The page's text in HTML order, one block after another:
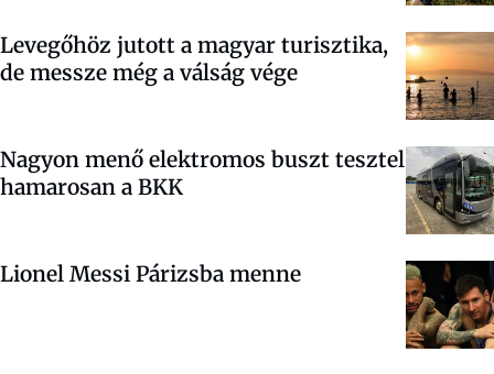
Levegőhöz jutott a magyar turisztika,
de messze még a válság vége
Nagyon menő elektromos buszt tesztel
hamarosan a BKK
Lionel Messi Párizsba menne